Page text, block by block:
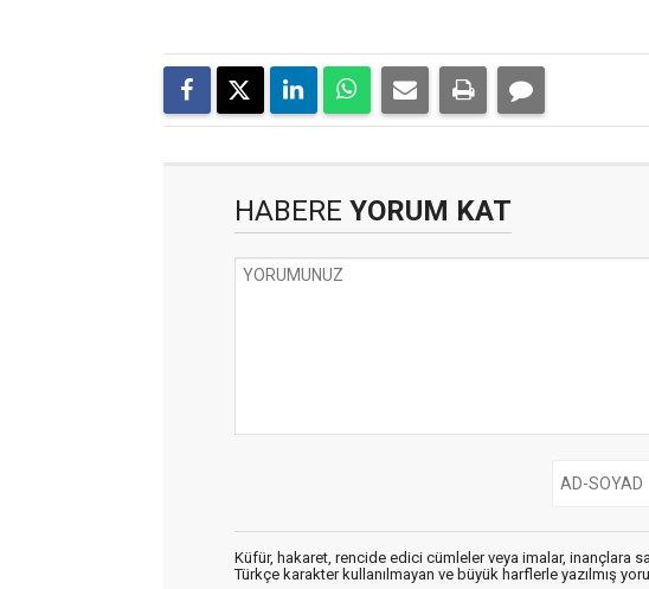
HABERE YORUM KAT
Küfür, hakaret, rencide edici cümleler veya imalar, inançlara
Türkçe karakter kullanılmayan ve büyük harflerle yazılmış